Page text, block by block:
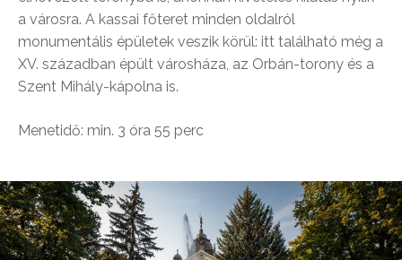
a városra. A kassai főteret minden oldalról
monumentális épületek veszik körül: itt található még a
XV. században épült városháza, az Orbán-torony és a
Szent Mihály-kápolna is.
Menetidő: min. 3 óra 55 perc